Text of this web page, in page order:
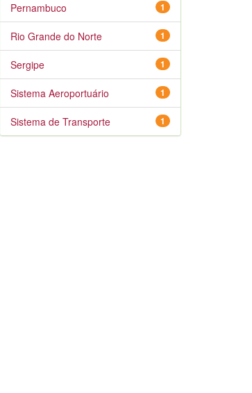
1
Pernambuco
1
Rio Grande do Norte
1
Sergipe
1
Sistema Aeroportuário
1
Sistema de Transporte